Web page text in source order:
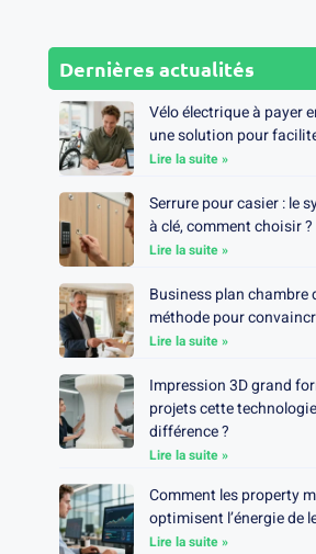
Dernières actualités
Vélo électrique à payer
une solution pour
Lire la suite »
Serrure pour casier : le
à clé, comment choisir ?
Lire la suite »
Business plan chambre
méthode pour
Lire la suite »
Impression 3D grand
projets cette
différence ?
Lire la suite »
Comment les property
optimisent l’énergie de
Lire la suite »